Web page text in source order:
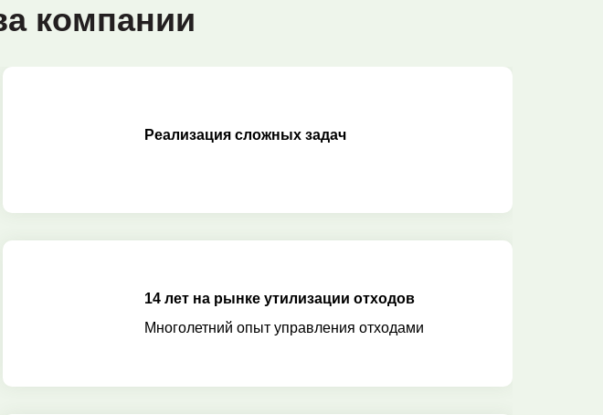
компании
Реализация сложных задач
14 лет на рынке утилизации отходов
Многолетний опыт управления отходами